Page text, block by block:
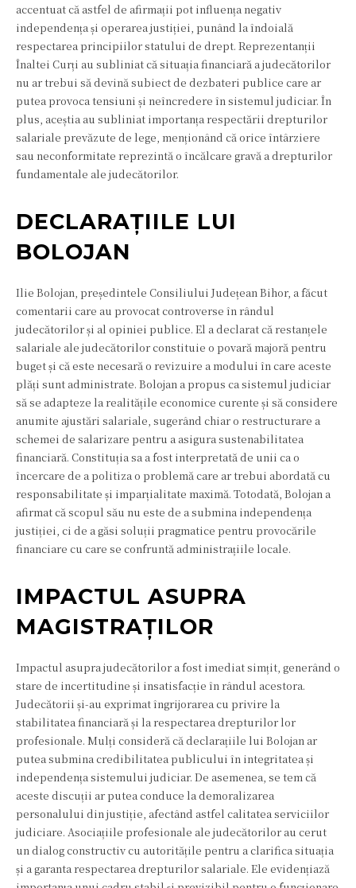
accentuat că astfel de afirmații pot influența negativ
independența și operarea justiției, punând la îndoială
respectarea principiilor statului de drept. Reprezentanții
Înaltei Curți au subliniat că situația financiară a judecătorilor
nu ar trebui să devină subiect de dezbateri publice care ar
putea provoca tensiuni și neîncredere în sistemul judiciar. În
plus, aceștia au subliniat importanța respectării drepturilor
salariale prevăzute de lege, menționând că orice întârziere
sau neconformitate reprezintă o încălcare gravă a drepturilor
fundamentale ale judecătorilor.
DECLARAȚIILE LUI
BOLOJAN
Ilie Bolojan, președintele Consiliului Județean Bihor, a făcut
comentarii care au provocat controverse în rândul
judecătorilor și al opiniei publice. El a declarat că restanțele
salariale ale judecătorilor constituie o povară majoră pentru
buget și că este necesară o revizuire a modului în care aceste
plăți sunt administrate. Bolojan a propus ca sistemul judiciar
să se adapteze la realitățile economice curente și să considere
anumite ajustări salariale, sugerând chiar o restructurare a
schemei de salarizare pentru a asigura sustenabilitatea
financiară. Constituția sa a fost interpretată de unii ca o
încercare de a politiza o problemă care ar trebui abordată cu
responsabilitate și imparțialitate maximă. Totodată, Bolojan a
afirmat că scopul său nu este de a submina independența
justiției, ci de a găsi soluții pragmatice pentru provocările
financiare cu care se confruntă administrațiile locale.
IMPACTUL ASUPRA
MAGISTRAȚILOR
Impactul asupra judecătorilor a fost imediat simțit, generând o
stare de incertitudine și insatisfacție în rândul acestora.
Judecătorii și-au exprimat îngrijorarea cu privire la
stabilitatea financiară și la respectarea drepturilor lor
profesionale. Mulți consideră că declarațiile lui Bolojan ar
putea submina credibilitatea publicului în integritatea și
independența sistemului judiciar. De asemenea, se tem că
aceste discuții ar putea conduce la demoralizarea
personalului din justiție, afectând astfel calitatea serviciilor
judiciare. Asociațiile profesionale ale judecătorilor au cerut
un dialog constructiv cu autoritățile pentru a clarifica situația
și a garanta respectarea drepturilor salariale. Ele evidențiază